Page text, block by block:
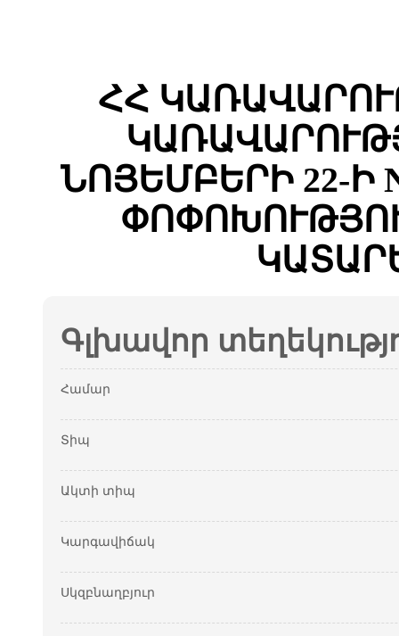
ՀՀ
ՆՈՅԵՄԲԵՐԻ 22-Ի
Գլխավոր
Համար
Տիպ
Ակտի տիպ
Կարգավիճակ
Սկզբնաղբյուր